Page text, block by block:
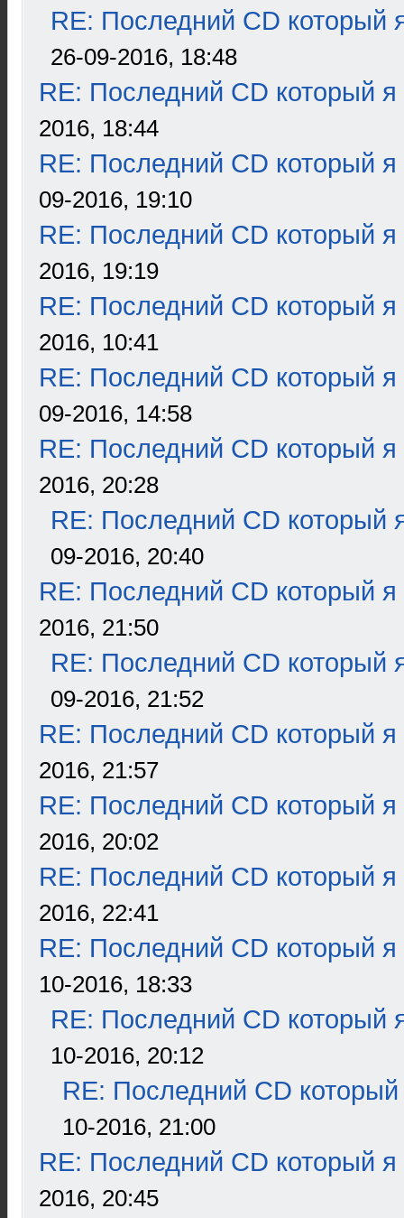
RE: Последний CD который
26-09-2016, 18:48
RE: Последний CD который я
2016, 18:44
RE: Последний CD который я
09-2016, 19:10
RE: Последний CD который я
2016, 19:19
RE: Последний CD который я
2016, 10:41
RE: Последний CD который я
09-2016, 14:58
RE: Последний CD который я
2016, 20:28
RE: Последний CD который
09-2016, 20:40
RE: Последний CD который я
2016, 21:50
RE: Последний CD который
09-2016, 21:52
RE: Последний CD который я
2016, 21:57
RE: Последний CD который я
2016, 20:02
RE: Последний CD который я
2016, 22:41
RE: Последний CD который я
10-2016, 18:33
RE: Последний CD который
10-2016, 20:12
RE: Последний CD который
10-2016, 21:00
RE: Последний CD который я
2016, 20:45